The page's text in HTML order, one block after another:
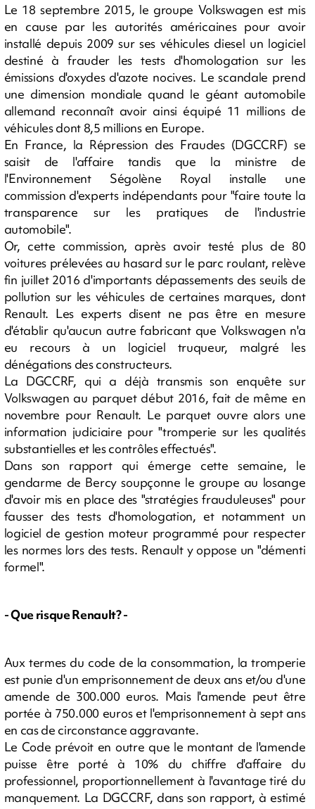
Le 18 septembre 2015, le groupe Volkswagen est mis
en cause par les autorités américaines pour avoir
installé depuis 2009 sur ses véhicules diesel un logiciel
destiné à frauder les tests d'homologation sur les
émissions d'oxydes d'azote nocives. Le scandale prend
une dimension mondiale quand le géant automobile
allemand reconnaît avoir ainsi équipé 11 millions de
véhicules dont 8,5 millions en Europe.
En France, la Répression des Fraudes (DGCCRF) se
saisit de l'affaire tandis que la ministre de
l'Environnement Ségolène Royal installe une
commission d'experts indépendants pour "faire toute la
transparence sur les pratiques de l'industrie
automobile".
Or, cette commission, après avoir testé plus de 80
voitures prélevées au hasard sur le parc roulant, relève
fin juillet 2016 d'importants dépassements des seuils de
pollution sur les véhicules de certaines marques, dont
Renault. Les experts disent ne pas être en mesure
d'établir qu'aucun autre fabricant que Volkswagen n'a
eu recours à un logiciel truqueur, malgré les
dénégations des constructeurs.
La DGCCRF, qui a déjà transmis son enquête sur
Volkswagen au parquet début 2016, fait de même en
novembre pour Renault. Le parquet ouvre alors une
information judiciaire pour "tromperie sur les qualités
substantielles et les contrôles effectués".
Dans son rapport qui émerge cette semaine, le
gendarme de Bercy soupçonne le groupe au losange
d'avoir mis en place des "stratégies frauduleuses" pour
fausser des tests d'homologation, et notamment un
logiciel de gestion moteur programmé pour respecter
les normes lors des tests. Renault y oppose un "démenti
formel".
- Que risque Renault? -
Aux termes du code de la consommation, la tromperie
est punie d'un emprisonnement de deux ans et/ou d'une
amende de 300.000 euros. Mais l'amende peut être
portée à 750.000 euros et l'emprisonnement à sept ans
en cas de circonstance aggravante.
Le Code prévoit en outre que le montant de l'amende
puisse être porté à 10% du chiffre d'affaire du
professionnel, proportionnellement à l'avantage tiré du
manquement. La DGCCRF, dans son rapport, à estimé